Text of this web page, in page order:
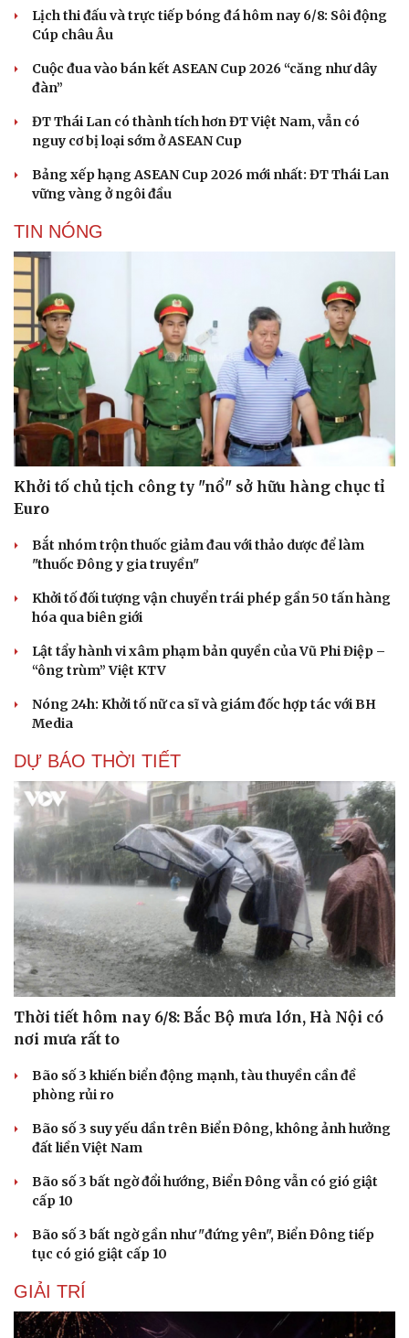
Văn hóa
Sân khấu - Điện ảnh
Âm nhạc
Di sản
Giải trí
Sao Việt
Du lịch
Lịch thi đấu và trực tiếp bóng đá hôm nay 6/8: Sôi động
Cúp châu Âu
Cuộc đua vào bán kết ASEAN Cup 2026 “căng như dây
đàn”
ĐT Thái Lan có thành tích hơn ĐT Việt Nam, vẫn có
nguy cơ bị loại sớm ở ASEAN Cup
Bảng xếp hạng ASEAN Cup 2026 mới nhất: ĐT Thái Lan
vững vàng ở ngôi đầu
TIN NÓNG
Khởi tố chủ tịch công ty "nổ" sở hữu hàng chục tỉ
Euro
Bắt nhóm trộn thuốc giảm đau với thảo dược để làm
"thuốc Đông y gia truyền"
Khởi tố đối tượng vận chuyển trái phép gần 50 tấn hàng
hóa qua biên giới
Lật tẩy hành vi xâm phạm bản quyền của Vũ Phi Điệp –
“ông trùm” Việt KTV
Nóng 24h: Khởi tố nữ ca sĩ và giám đốc hợp tác với BH
Media
DỰ BÁO THỜI TIẾT
Thời tiết hôm nay 6/8: Bắc Bộ mưa lớn, Hà Nội có
nơi mưa rất to
Bão số 3 khiến biển động mạnh, tàu thuyền cần đề
phòng rủi ro
Bão số 3 suy yếu dần trên Biển Đông, không ảnh hưởng
đất liền Việt Nam
Bão số 3 bất ngờ đổi hướng, Biển Đông vẫn có gió giật
cấp 10
Bão số 3 bất ngờ gần như "đứng yên", Biển Đông tiếp
tục có gió giật cấp 10
GIẢI TRÍ